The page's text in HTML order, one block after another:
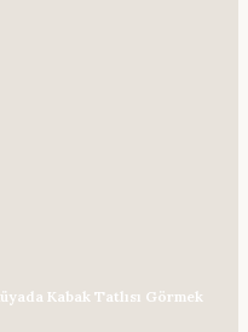
Kabak Tatlısı Görmek